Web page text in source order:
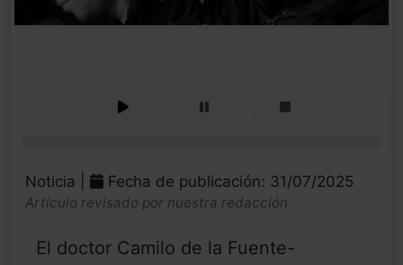
Noticia | Fecha de publicación: 31/07/2025
Artículo revisado por nuestra redacción
El doctor Camilo de la Fuente-